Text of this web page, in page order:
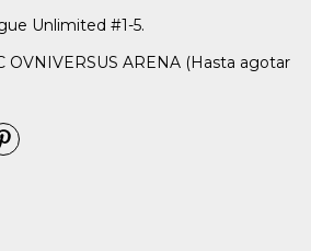
Unlimited #1-5.
OVNIVERSUS ARENA (Hasta agotar